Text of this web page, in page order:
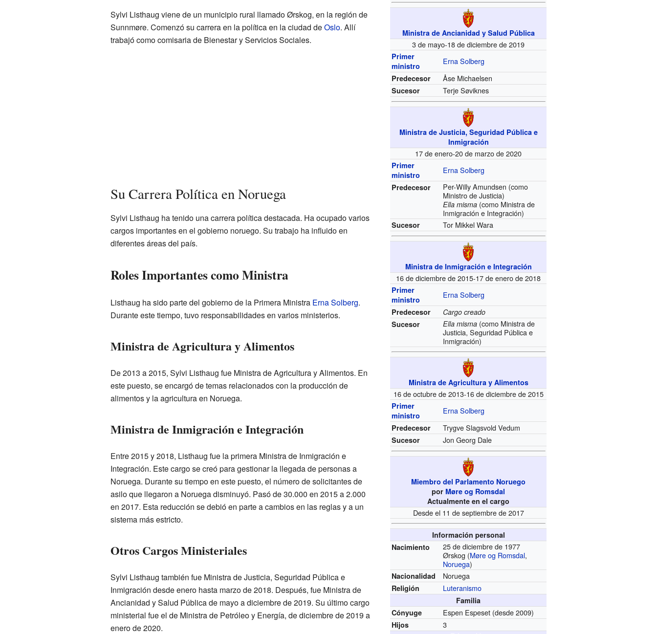
Ministra de Ancianidad y Salud Pública
3 de mayo-18 de diciembre de 2019
Primer
ministro
Erna Solberg
Predecesor Åse Michaelsen
Sucesor Terje Søviknes
Ministra de Justicia, Seguridad Pública e
Inmigración
17 de enero-20 de marzo de 2020
Primer
ministro
Erna Solberg
Predecesor Per-Willy Amundsen (como
Ministro de Justicia)
Ella misma (como Ministra de
Inmigración e Integración)
Sucesor Tor Mikkel Wara
Ministra de Inmigración e Integración
16 de diciembre de 2015-17 de enero de 2018
Primer
ministro
Erna Solberg
Predecesor
Cargo creado
Sucesor
Ella misma (como Ministra de
Justicia, Seguridad Pública e
Inmigración)
Ministra de Agricultura y Alimentos
16 de octubre de 2013-16 de diciembre de 2015
Primer
ministro
Erna Solberg
Predecesor Trygve Slagsvold Vedum
Sucesor Jon Georg Dale
Miembro del Parlamento Noruego
por Møre og Romsdal
Actualmente en el cargo
Desde el 11 de septiembre de 2017
Información personal
Nacimiento
25 de diciembre de 1977
Ørskog (Møre og Romsdal,
Noruega)
Nacionalidad Noruega
Religión Luteranismo
Familia
Cónyuge
Espen Espeset (desde 2009)
Hijos 3
Sylvi Listhaug viene de un municipio rural llamado Ørskog, en la región de
Sunnmøre. Comenzó su carrera en la política en la ciudad deOslo. Allí
trabajó como comisaria de Bienestar y Servicios Sociales.
Su Carrera Política en Noruega
Sylvi Listhaug ha tenido una carrera política destacada. Ha ocupado varios
cargos importantes en el gobierno noruego. Su trabajo ha influido en
diferentes áreas del país.
Roles Importantes como Ministra
Listhaug ha sido parte del gobierno de la Primera Ministra Erna Solberg.
Durante este tiempo, tuvo responsabilidades en varios ministerios.
Ministra de Agricultura y Alimentos
De 2013 a 2015, Sylvi Listhaug fue Ministra de Agricultura y Alimentos. En
este puesto, se encargó de temas relacionados con la producción de
alimentos y la agricultura en Noruega.
Ministra de Inmigración e Integración
Entre 2015 y 2018, Listhaug fue la primera Ministra de Inmigración e
Integración. Este cargo se creó para gestionar la llegada de personas a
Noruega. Durante su tiempo en este puesto, el número de solicitantes de
asilo que llegaron a Noruega disminuyó. Pasó de 30.000 en 2015 a 2.000
en 2017. Esta reducción se debió en parte a cambios en las reglas y a un
sistema más estricto.
Otros Cargos Ministeriales
Sylvi Listhaug también fue Ministra de Justicia, Seguridad Pública e
Inmigración desde enero hasta marzo de 2018. Después, fue Ministra de
Ancianidad y Salud Pública de mayo a diciembre de 2019. Su último cargo
ministerial fue el de Ministra de Petróleo y Energía, de diciembre de 2019 a
enero de 2020.